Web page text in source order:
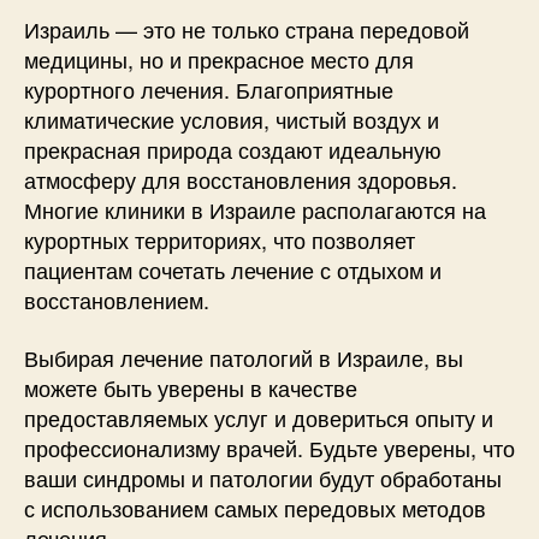
Израиль — это не только страна передовой
медицины, но и прекрасное место для
курортного лечения. Благоприятные
климатические условия, чистый воздух и
прекрасная природа создают идеальную
атмосферу для восстановления здоровья.
Многие клиники в Израиле располагаются на
курортных территориях, что позволяет
пациентам сочетать лечение с отдыхом и
восстановлением.
Выбирая лечение патологий в Израиле, вы
можете быть уверены в качестве
предоставляемых услуг и довериться опыту и
профессионализму врачей. Будьте уверены, что
ваши синдромы и патологии будут обработаны
с использованием самых передовых методов